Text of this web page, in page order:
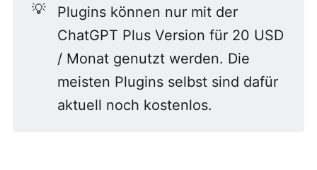
💡
Plugins können nur mit der
ChatGPT Plus Version für 20 USD
/ Monat genutzt werden. Die
meisten Plugins selbst sind dafür
aktuell noch kostenlos.